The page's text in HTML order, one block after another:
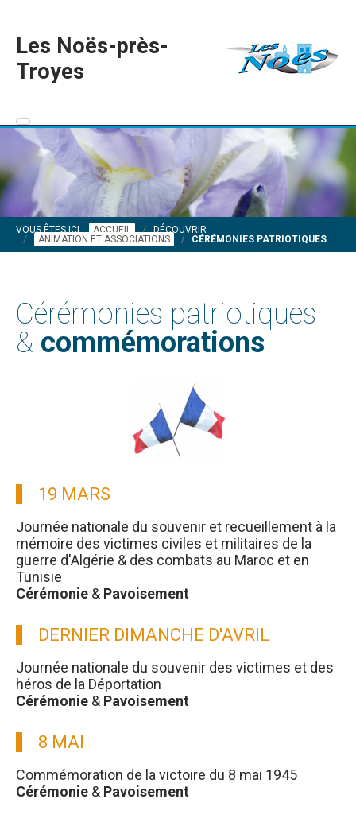
Les Noës-près-
Troyes
VOUS ÊTES ICI : ACCUEIL
DÉCOUVRIR
ANIMATION ET ASSOCIATIONS
CÉRÉMONIES PATRIOTIQUES
Cérémonies patriotiques
& commémorations
19 MARS
Journée nationale du souvenir et recueillement à la
mémoire des victimes civiles et militaires de la
guerre d'Algérie & des combats au Maroc et en
Tunisie
Cérémonie & Pavoisement
DERNIER DIMANCHE D'AVRIL
Journée nationale du souvenir des victimes et des
héros de la Déportation
Cérémonie & Pavoisement
8 MAI
Commémoration de la victoire du 8 mai 1945
Cérémonie & Pavoisement